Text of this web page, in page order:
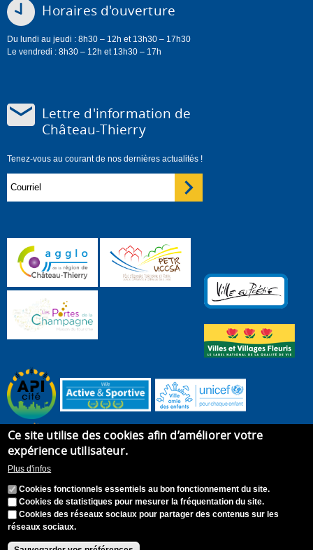
Horaires d'ouverture
Du lundi au jeudi : 8h30 – 12h et 13h30 – 17h30
Le vendredi : 8h30 – 12h et 13h30 – 17h
Lettre d'information de
Château-Thierry
Tenez-vous au courant de nos dernières actualités !
Accueil Plan du site
Appel à candidature
Contact
Ce site utilise des cookies afin d’améliorer votre
expérience utilisateur.
Plus d'infos
Cookies fonctionnels essentiels au bon fonctionnement du site.
Cookies de statistiques pour mesurer la fréquentation du site.
Cookies des réseaux sociaux pour partager des contenus sur les
réseaux sociaux.